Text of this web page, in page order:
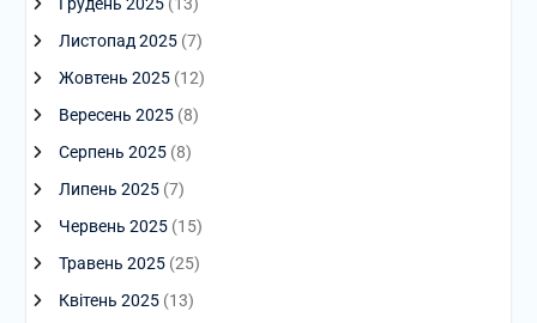
Грудень 2025(13)
Листопад 2025(7)
Жовтень 2025(12)
Вересень 2025(8)
Серпень 2025(8)
Липень 2025(7)
Червень 2025(15)
Травень 2025(25)
Квітень 2025(13)